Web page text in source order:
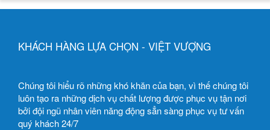
KHÁCH HÀNG LỰA CHỌN - VIỆT VƯỢNG
Chúng tôi hiểu rõ những khó khăn của bạn, vì thế chúng tôi
luôn tạo ra những dịch vụ chất lượng được phục vụ tận nơi
bởi đội ngũ nhân viên năng động sẳn sàng phục vụ tư vấn
quý khách 24/7